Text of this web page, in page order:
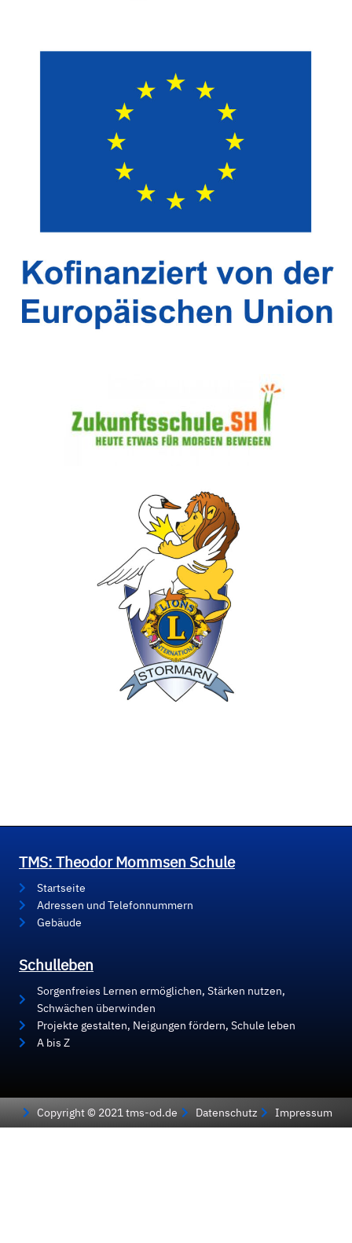
TMS: Theodor Mommsen Schule
Startseite
Adressen und Telefonnummern
Gebäude
Schulleben
Sorgenfreies Lernen ermöglichen, Stärken nutzen,
Schwächen überwinden
Projekte gestalten, Neigungen fördern, Schule leben
A bis Z
Copyright © 2021 tms-od.de Datenschutz Impressum